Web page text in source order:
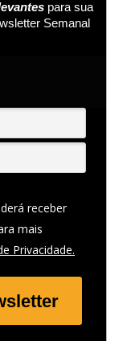
para sua
Semanal
receber
mais
Privacidade.